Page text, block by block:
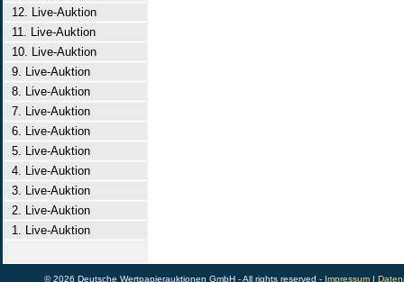
12. Live-Auktion
11. Live-Auktion
10. Live-Auktion
9. Live-Auktion
8. Live-Auktion
7. Live-Auktion
6. Live-Auktion
5. Live-Auktion
4. Live-Auktion
3. Live-Auktion
2. Live-Auktion
1. Live-Auktion
© 2026 Deutsche Wertpapierauktionen GmbH - All rights reserved - Impressum|